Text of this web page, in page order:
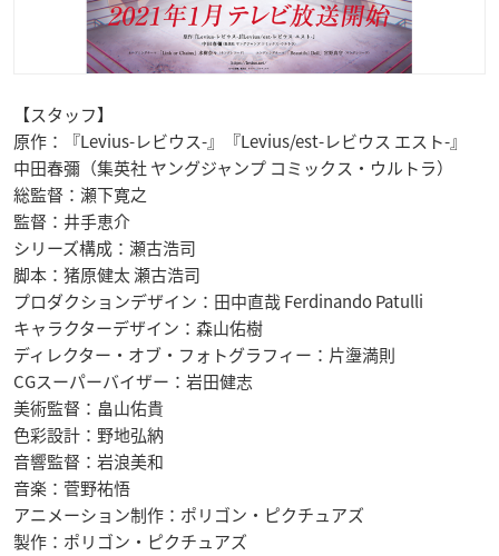
【スタッフ】
原作：『Levius-レビウス-』『Levius/est-レビウス エスト-』
中田春彌（集英社 ヤングジャンプ コミックス・ウルトラ）
総監督：瀬下寛之
監督：井手恵介
シリーズ構成：瀬古浩司
脚本：猪原健太 瀬古浩司
プロダクションデザイン：田中直哉 Ferdinando Patulli
キャラクターデザイン：森山佑樹
ディレクター・オブ・フォトグラフィー：片塰満則
CGスーパーバイザー：岩田健志
美術監督：畠山佑貴
色彩設計：野地弘納
音響監督：岩浪美和
音楽：菅野祐悟
アニメーション制作：ポリゴン・ピクチュアズ
製作：ポリゴン・ピクチュアズ